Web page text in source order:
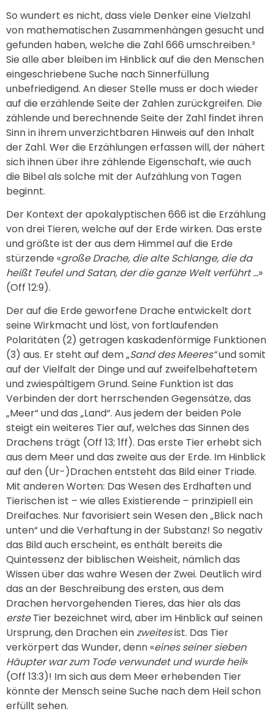
So wundert es nicht, dass viele Denker eine Vielzahl
von mathematischen Zusammenhängen gesucht und
gefunden haben, welche die Zahl 666 umschreiben.²
Sie alle aber bleiben im Hinblick auf die den Menschen
eingeschriebene Suche nach Sinnerfüllung
unbefriedigend. An dieser Stelle muss er doch wieder
auf die erzählende Seite der Zahlen zurückgreifen. Die
zählende und berechnende Seite der Zahl findet ihren
Sinn in ihrem unverzichtbaren Hinweis auf den Inhalt
der Zahl. Wer die Erzählungen erfassen will, der nähert
sich ihnen über ihre zählende Eigenschaft, wie auch
die Bibel als solche mit der Aufzählung von Tagen
beginnt.
Der Kontext der apokalyptischen 666 ist die Erzählung
von drei Tieren, welche auf der Erde wirken. Das erste
und größte ist der aus dem Himmel auf die Erde
stürzende «große Drache, die alte Schlange, die da
heißt Teufel und Satan, der die ganze Welt verführt …»
(Off 12:9).
Der auf die Erde geworfene Drache entwickelt dort
seine Wirkmacht und löst, von fortlaufenden
Polaritäten (2) getragen kaskadenförmige Funktionen
(3) aus. Er steht auf dem „Sand des Meeres“und somit
auf der Vielfalt der Dinge und auf zweifelbehaftetem
und zwiespältigem Grund. Seine Funktion ist das
Verbinden der dort herrschenden Gegensätze, das
„Meer“ und das „Land“. Aus jedem der beiden Pole
steigt ein weiteres Tier auf, welches das Sinnen des
Drachens trägt (Off 13; 1ff). Das erste Tier erhebt sich
aus dem Meer und das zweite aus der Erde. Im Hinblick
auf den (Ur-)Drachen entsteht das Bild einer Triade.
Mit anderen Worten: Das Wesen des Erdhaften und
Tierischen ist – wie alles Existierende – prinzipiell ein
Dreifaches. Nur favorisiert sein Wesen den „Blick nach
unten“ und die Verhaftung in der Substanz! So negativ
das Bild auch erscheint, es enthält bereits die
Quintessenz der biblischen Weisheit, nämlich das
Wissen über das wahre Wesen der Zwei. Deutlich wird
das an der Beschreibung des ersten, aus dem
Drachen hervorgehenden Tieres, das hier als das
ersteTier bezeichnet wird, aber im Hinblick auf seinen
Ursprung, den Drachen einzweitesist. Das Tier
verkörpert das Wunder, denn «eines seiner sieben
Häupter war zum Tode verwundet und wurde heil«
(Off 13:3)! Im sich aus dem Meer erhebenden Tier
könnte der Mensch seine Suche nach dem Heil schon
erfüllt sehen.